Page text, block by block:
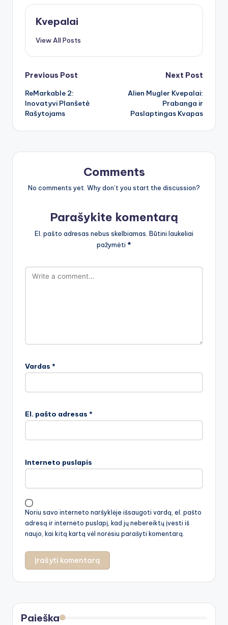
Kvepalai
View All Posts
Post
navigation
Previous Post
ReMarkable 2:
Inovatyvi Planšetė
Rašytojams
Next Post
Alien Mugler Kvepalai:
Prabanga ir
Paslaptingas Kvapas
Comments
No comments yet. Why don’t you start the discussion?
Parašykite komentarą
El. pašto adresas nebus skelbiamas. Būtini laukeliai
pažymėti *
Vardas *
El. pašto adresas *
Interneto puslapis
Noriu savo interneto naršyklėje išsaugoti vardą, el. pašto
adresą ir interneto puslapį, kad jų nebereiktų įvesti iš
naujo, kai kitą kartą vėl norėsiu parašyti komentarą.
Paieška